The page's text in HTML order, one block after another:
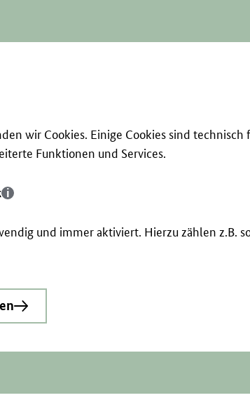
wir Cookies. Einige Cookies sind
Funktionen und Services.
und immer aktiviert. Hierzu zählen z.B.